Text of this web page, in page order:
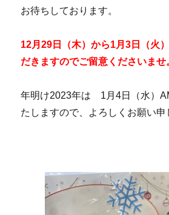
お待ちしております。
12月29日（木）から1月3日（火
だきますのでご留意くださいませ
年明け2023年は 1月4日（水）
たしますので、よろしくお願い申